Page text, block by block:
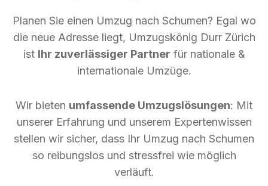
Planen Sie einen Umzug nach Schumen? Egal wo
die neue Adresse liegt, Umzugskönig Durr Zürich
ist Ihr zuverlässiger Partner für nationale &
internationale Umzüge.
Wir bieten umfassende Umzugslösungen: Mit
unserer Erfahrung und unserem Expertenwissen
stellen wir sicher, dass Ihr Umzug nach Schumen
so reibungslos und stressfrei wie möglich
verläuft.